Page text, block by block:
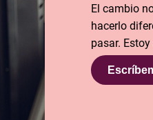
El cambio
hacerlo
pasar.